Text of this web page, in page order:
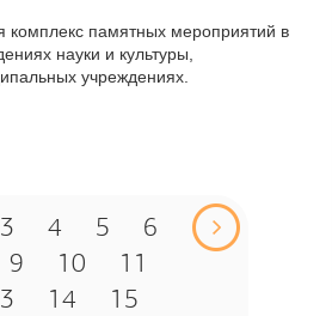
комплекс памятных мероприятий в
науки и культуры,
учреждениях.
3 4 5
6
9 10
11
14
15